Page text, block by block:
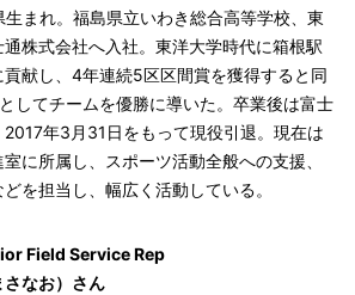
まれ。福島県立いわき総合高等学校、東
株式会社へ入社。東洋大学時代に箱根駅
献し、4年連続5区区間賞を獲得すると同
してチームを優勝に導いた。卒業後は富士
年3月31日をもって現役引退。現在は
に所属し、スポーツ活動全般への支援、
を担当し、幅広く活動している。
Field Service Rep
なお）さん